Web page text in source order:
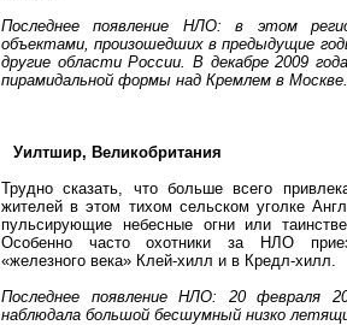
Последнее появление НЛО: в этом
объектами, произошедших в предыдущие
другие области России. В декабре 2009
пирамидальной формы над Кремлем в Москве.
Уилтшир, Великобритания
Трудно сказать, что больше всего
жителей в этом тихом сельском уголке
пульсирующие небесные огни или
Особенно часто охотники за НЛО
«железного века» Клей-хилл и в Кредл-хилл.
Последнее появление НЛО: 20 февраля
наблюдала большой бесшумный низко